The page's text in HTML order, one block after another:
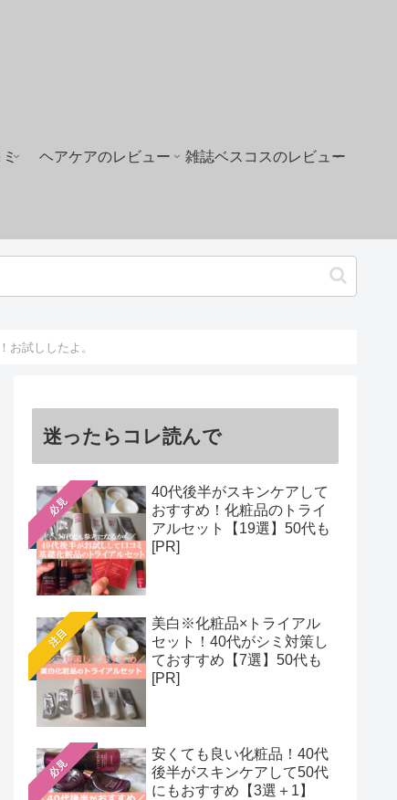
ミ ヘアケアのレビュー 雑誌ベスコスのレビュー
お試ししたよ。
迷ったらコレ読んで
必見
40代後半がスキンケアして
おすすめ！化粧品のトライ
アルセット【19選】50代も
[PR]
注目
美白※化粧品×トライアル
セット！40代がシミ対策し
ておすすめ【7選】50代も
[PR]
必見
安くても良い化粧品！40代
後半がスキンケアして50代
にもおすすめ【3選＋1】